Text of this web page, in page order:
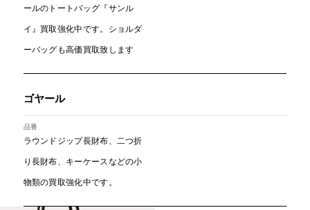
ールのトートバッグ『サンル
イ』買取強化中です。ショルダ
ーバッグも高価買取致します
ゴヤール
ラウンドジップ長財布、二つ折
り長財布、キーケースなどの小
物類の買取強化中です。